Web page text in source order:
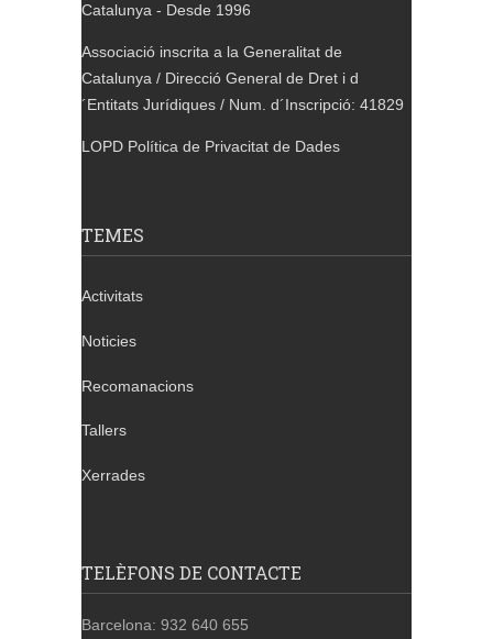
Catalunya - Desde 1996
Associació inscrita a la Generalitat de
Catalunya / Direcció General de Dret i d
´Entitats Jurídiques / Num. d´Inscripció: 41829
LOPD Política de Privacitat de Dades
TEMES
Activitats
Noticies
Recomanacions
Tallers
Xerrades
TELÈFONS DE CONTACTE
Barcelona: 932 640 655